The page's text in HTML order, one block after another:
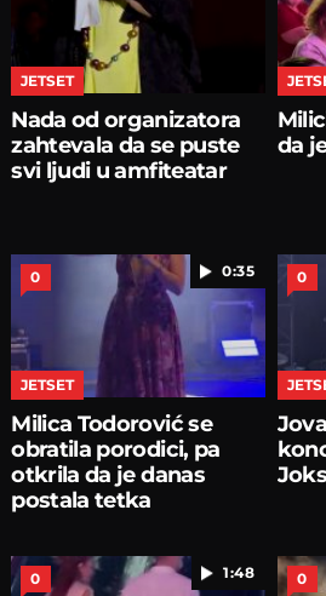
JETSET
Nada od organizatora
zahtevala da se puste
svi ljudi u amfiteatar
da
0:35
0
JETSET
Milica Todorović se
obratila porodici, pa
otkrila da je danas
postala tetka
0
1:48
0 0